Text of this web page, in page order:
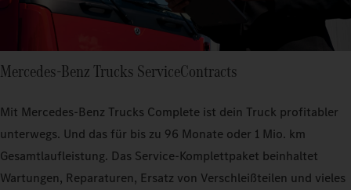
Mercedes‑Benz Trucks ServiceContracts
Mit Mercedes‑Benz Trucks Complete ist dein Truck profitabler
unterwegs. Und das für bis zu 96 Monate oder 1 Mio. km
Gesamtlaufleistung. Das Service-Komplettpaket beinhaltet
Wartungen, Reparaturen, Ersatz von Verschleißteilen und vieles